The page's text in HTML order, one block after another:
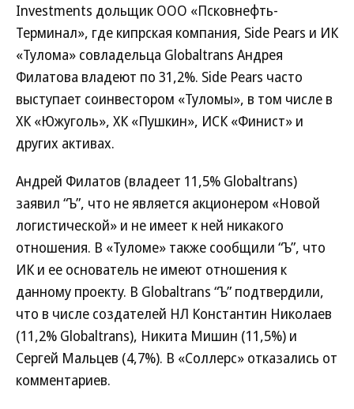
Investments дольщик ООО «Псковнефть-
Терминал», где кипрская компания, Side Pears и ИК
«Тулома» совладельца Globaltrans Андрея
Филатова владеют по 31,2%. Side Pears часто
выступает соинвестором «Туломы», в том числе в
ХК «Южуголь», ХК «Пушкин», ИСК «Финист» и
других активах.
Андрей Филатов (владеет 11,5% Globaltrans)
заявил “Ъ”, что не является акционером «Новой
логистической» и не имеет к ней никакого
отношения. В «Туломе» также сообщили “Ъ”, что
ИК и ее основатель не имеют отношения к
данному проекту. В Globaltrans “Ъ” подтвердили,
что в числе создателей НЛ Константин Николаев
(11,2% Globaltrans), Никита Мишин (11,5%) и
Сергей Мальцев (4,7%). В «Соллерс» отказались от
комментариев.